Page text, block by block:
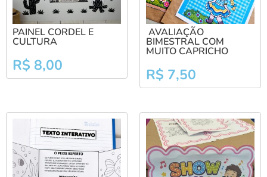
PAINEL CORDEL E
CULTURA
R$ 8,00
AVALIAÇÃO
BIMESTRAL COM
MUITO CAPRICHO
R$ 7,50